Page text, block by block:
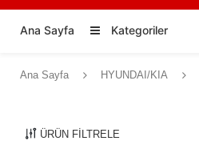
Ana Sayfa Kategoriler
Ana Sayfa HYUNDAI/KIA
ÜRÜN FİLTRELE